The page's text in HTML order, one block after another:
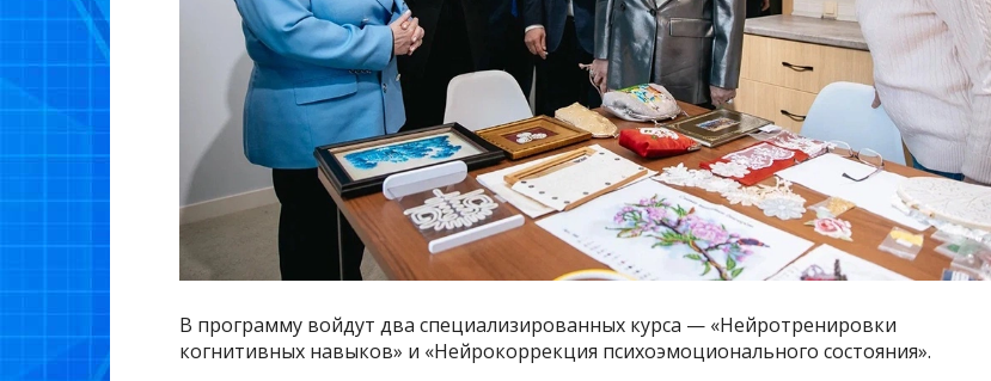
В программу войдут два специализированных курса — «Нейротренировки
когнитивных навыков» и «Нейрокоррекция психоэмоционального состояния».